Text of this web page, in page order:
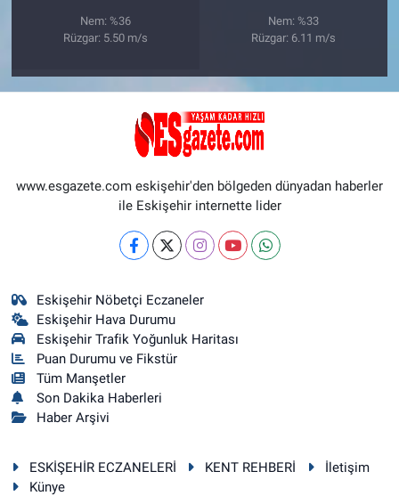
Nem: %36
Rüzgar: 5.50 m/s
Nem: %33
Rüzgar: 6.11 m/s
www.esgazete.com eskişehir'den bölgeden dünyadan haberler
ile Eskişehir internette lider
Eskişehir Nöbetçi Eczaneler
Eskişehir Hava Durumu
Eskişehir Trafik Yoğunluk Haritası
Puan Durumu ve Fikstür
Tüm Manşetler
Son Dakika Haberleri
Haber Arşivi
ESKİŞEHİR ECZANELERİ KENT REHBERİ
İletişim
Künye